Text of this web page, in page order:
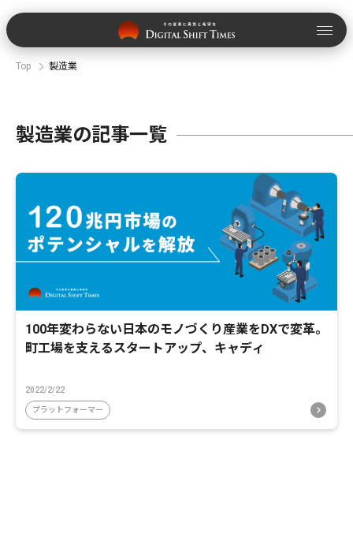
Top 製造業
製造業の記事一覧
100年変わらない日本のモノづくり産業をDXで変革。
町工場を支えるスタートアップ、キャディ
2022/2/22
プラットフォーマー